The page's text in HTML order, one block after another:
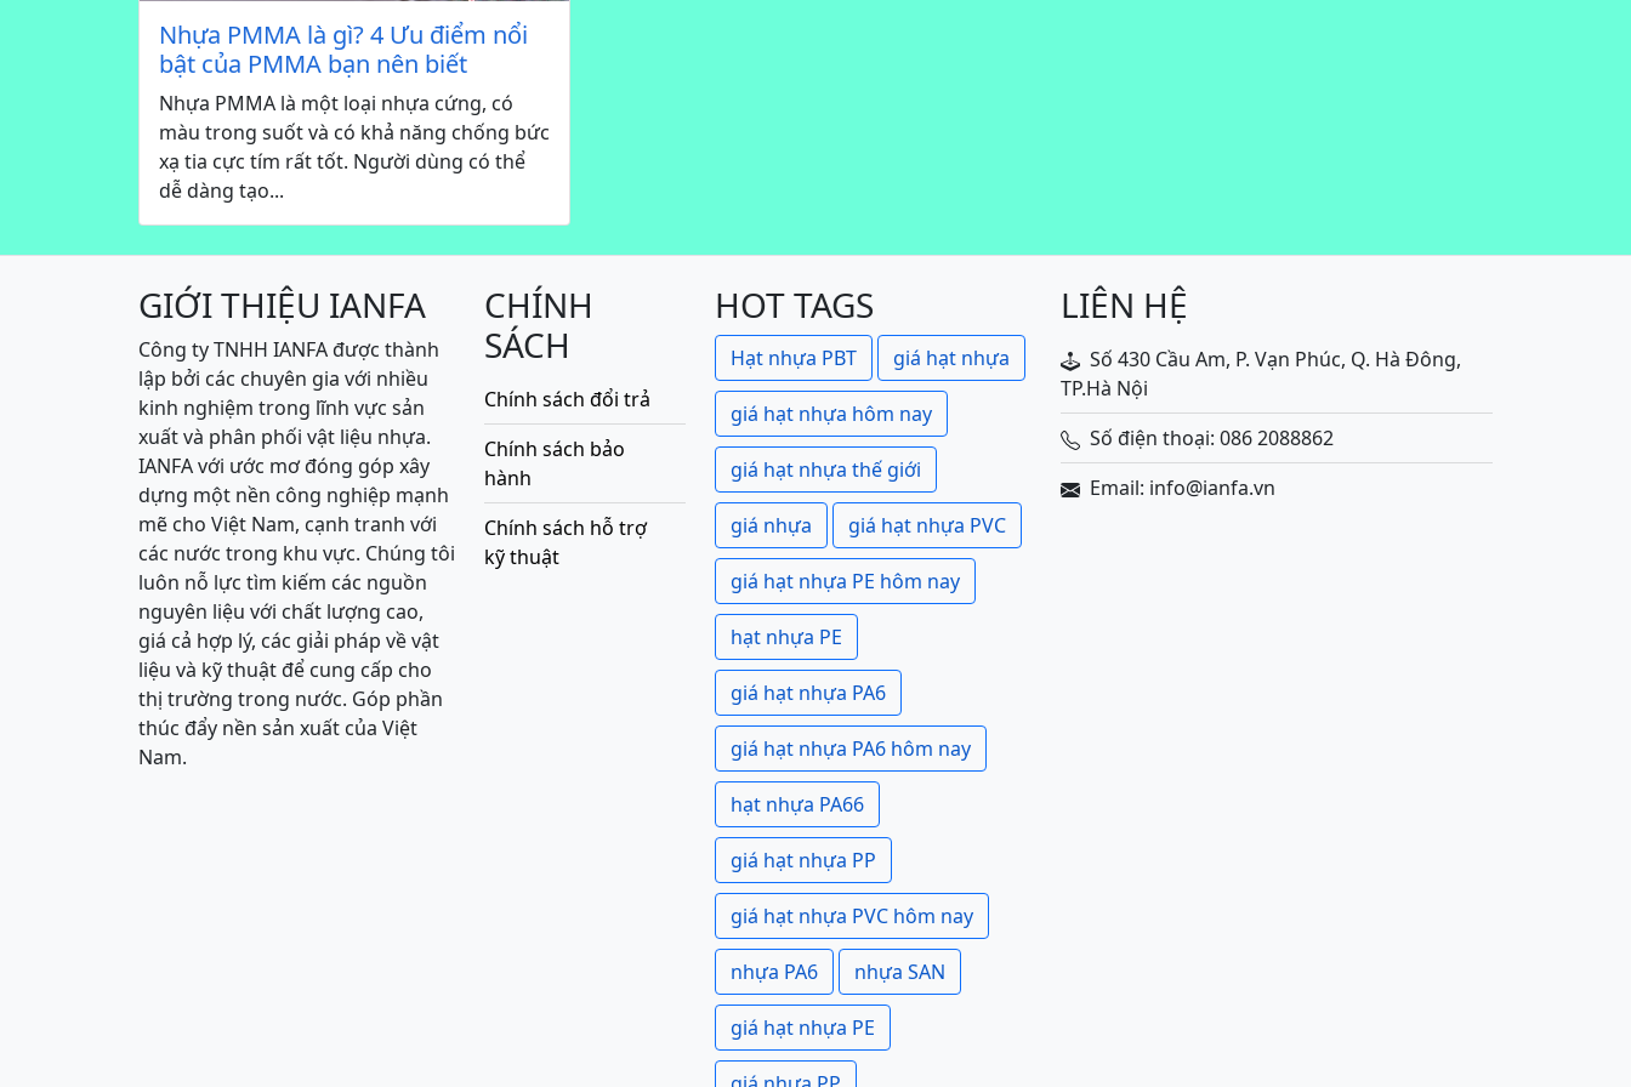
Nhựa PMMA là gì? 4 Ưu điểm nổi
bật của PMMA bạn nên biết
Nhựa PMMA là một loại nhựa cứng, có
màu trong suốt và có khả năng chống bức
xạ tia cực tím rất tốt. Người dùng có thể
dễ dàng tạo...
GIỚI THIỆU IANFA
Công ty TNHH IANFA được thành
lập bởi các chuyên gia với nhiều
kinh nghiệm trong lĩnh vực sản
xuất và phân phối vật liệu nhựa.
IANFA với ước mơ đóng góp xây
dựng một nền công nghiệp mạnh
mẽ cho Việt Nam, cạnh tranh với
các nước trong khu vực. Chúng tôi
luôn nỗ lực tìm kiếm các nguồn
nguyên liệu với chất lượng cao,
giá cả hợp lý, các giải pháp về vật
liệu và kỹ thuật để cung cấp cho
thị trường trong nước. Góp phần
thúc đẩy nền sản xuất của Việt
Nam.
CHÍNH
SÁCH
Chính sách đổi trả
Chính sách bảo
hành
Chính sách hỗ trợ
kỹ thuật
HOT TAGS
Hạt nhựa PBT giá hạt nhựa
giá hạt nhựa hôm nay
giá hạt nhựa thế giới
giá nhựa giá hạt nhựa PVC
giá hạt nhựa PE hôm nay
hạt nhựa PE
giá hạt nhựa PA6
giá hạt nhựa PA6 hôm nay
hạt nhựa PA66
giá hạt nhựa PP
giá hạt nhựa PVC hôm nay
nhựa PA6 nhựa SAN
giá hạt nhựa PE
LIÊN HỆ
Số 430 Cầu Am, P. Vạn Phúc, Q. Hà Đông,
TP.Hà Nội
Số điện thoại: 086 2088862
Email: info@ianfa.vn